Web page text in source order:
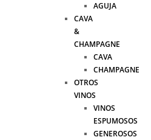
AGUJA
CAVA
&
CHAMPAGNE
CAVA
CHAMPAGNE
OTROS
VINOS
VINOS
ESPUMOSOS
GENEROSOS